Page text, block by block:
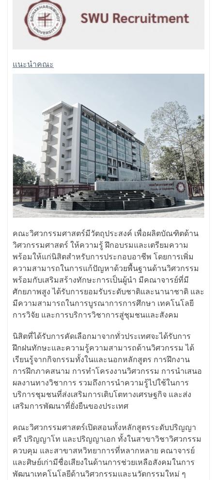
แนะนำคณะ
คณะวิศวกรรมศาสตร์มีวัตถุประสงค์ เพื่อผลิตบัณฑิตด้าน
วิศวกรรมศาสตร์ ให้ความรู้ ฝึกอบรมและเตรียมความ
พร้อมให้แก่นิสิตสำหรับการประกอบอาชีพ โดยการเพิ่ม
ความสามารถในการแก้ปัญหาด้วยพื้นฐานด้านวิศวกรรม
พร้อมกับเสริมสร้างทักษะการเป็นผู้นำ มีคณาจารย์ที่มี
ศักยภาพสูง ได้รับการยอมรับระดับชาติและนานาชาติ และ
มีความสามารถในการบูรณาการการศึกษา เทคโนโลยี
การวิจัย และการบริการวิชาการสู่ชุมชนและสังคม
นิสิตที่ได้รับการคัดเลือกมาจากทั่วประเทศจะได้รับการ
ฝึกฝนทักษะและความรู้ความสามารถด้านวิศวกรรม ได้
เรียนรู้จากกิจกรรมทั้งในและนอกหลักสูตร การฝึกงาน
การฝึกภาคสนาม การทำโครงงานวิศวกรรม การนำเสนอ
ผลงานทางวิชาการ รวมถึงการนำความรู้ไปใช้ในการ
บริการชุมชนที่ส่งเสริมการเติบโตทางเศรษฐกิจ และส่ง
เสริมการพัฒนาที่ยั่งยืนของประเทศ
คณะวิศวกรรมศาสตร์เปิดสอนทั้งหลักสูตรระดับปริญญา
ตรี ปริญญาโท และปริญญาเอก ทั้งในสาขาวิชาวิศวกรรม
ควบคุม และสาขาสหวิทยาการที่หลากหลาย คณาจารย์
และศิษย์เก่ามีชื่อเสียงในด้านการช่วยเหลือสังคมในการ
พัฒนาเทคโนโลยีด้านวิศวกรรมและนวัตกรรมใหม่ ๆ